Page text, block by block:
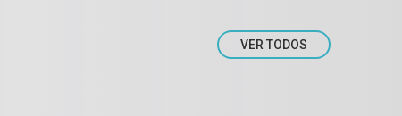
VER TODOS